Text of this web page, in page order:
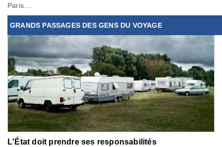
Paris....
GRANDS PASSAGES DES GENS DU VOYAGE
L'État doit prendre ses responsabilités